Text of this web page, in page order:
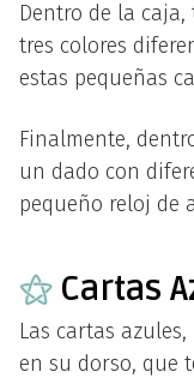
Dentro de la
tres colores
estas pequeñas
Finalmente,
un dado con
pequeño reloj de
⚝ Cartas
Las cartas
en su dorso, que